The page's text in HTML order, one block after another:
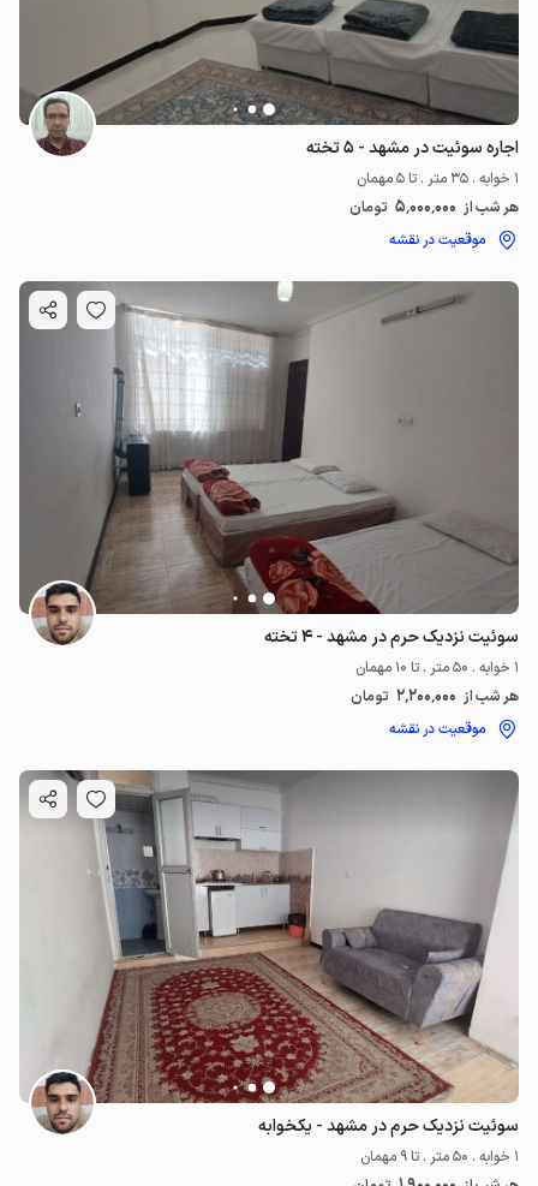
اجاره سوئیت در مشهد - ۵ تخته
1 خوابه . 35 متر . تا 5 مهمان
هر شب از 5٬000٬000 تومان
موقعیت در نقشه
سوئیت نزدیک حرم در مشهد - ۴ تخته
1 خوابه . 50 متر . تا 10 مهمان
هر شب از 2٬200٬000 تومان
موقعیت در نقشه
سوئیت نزدیک حرم در مشهد - یکخوابه
1 خوابه . 50 متر . تا 9 مهمان